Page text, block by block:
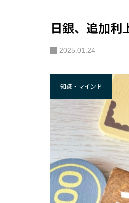
日銀、追加
2025.01.24
知識・マインド